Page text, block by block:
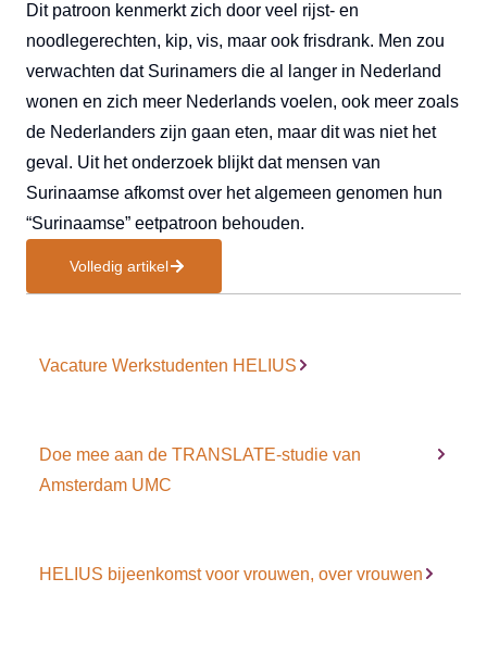
Dit patroon kenmerkt zich door veel rijst- en
noodlegerechten, kip, vis, maar ook frisdrank. Men zou
verwachten dat Surinamers die al langer in Nederland
wonen en zich meer Nederlands voelen, ook meer zoals
de Nederlanders zijn gaan eten, maar dit was niet het
geval. Uit het onderzoek blijkt dat mensen van
Surinaamse afkomst over het algemeen genomen hun
“Surinaamse” eetpatroon behouden.
Volledig artikel
Vacature Werkstudenten HELIUS
Doe mee aan de TRANSLATE-studie van
Amsterdam UMC
HELIUS bijeenkomst voor vrouwen, over vrouwen